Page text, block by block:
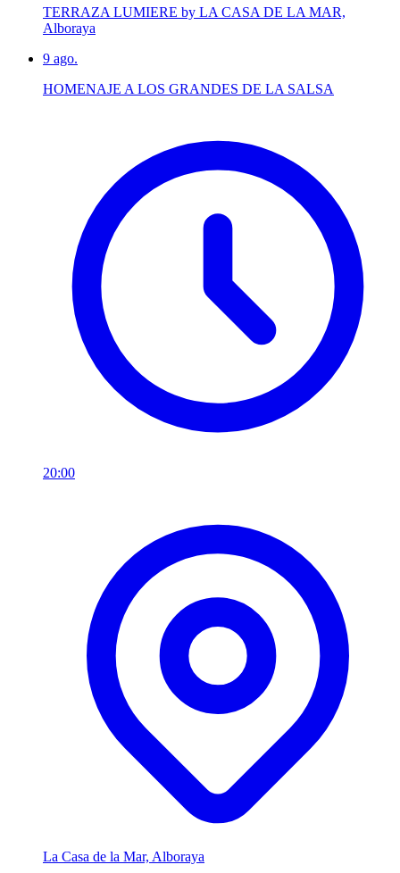
TERRAZA LUMIERE by LA CASA DE LA MAR,
Alboraya
9 ago.
HOMENAJE A LOS GRANDES DE LA SALSA
20:00
La Casa de la Mar, Alboraya